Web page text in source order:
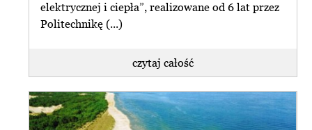
elektrycznej i ciepła”, realizowane od 6 lat przez
Politechnikę (...)
czytaj całość